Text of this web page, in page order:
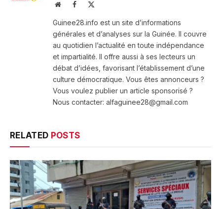
WebsiteFacebook
Guinee28.info est un site d’informations
générales et d’analyses sur la Guinée. Il couvre
au quotidien l’actualité en toute indépendance
et impartialité. Il offre aussi à ses lecteurs un
débat d’idées, favorisant l’établissement d’une
culture démocratique. Vous êtes annonceurs ?
Vous voulez publier un article sponsorisé ?
Nous contacter: alfaguinee28@gmail.com
RELATED POSTS